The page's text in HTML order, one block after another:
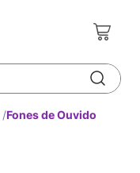
Fones de Ouvido